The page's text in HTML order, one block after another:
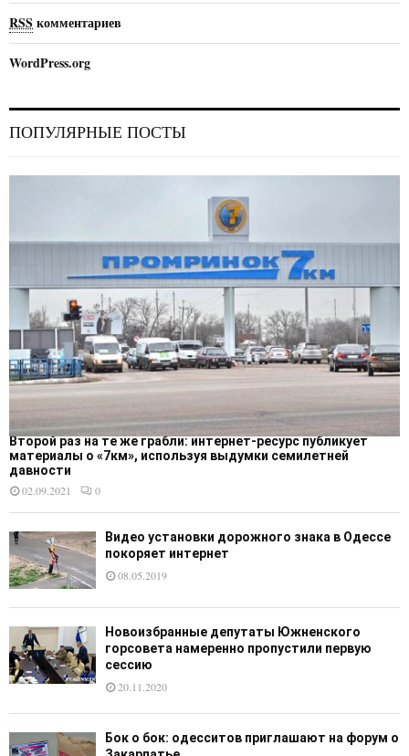
RSSкомментариев
WordPress.org
ПОПУЛЯРНЫЕ ПОСТЫ
Второй раз на те же грабли: интернет-ресурс публикует
материалы о «7км», используя выдумки семилетней
давности
02.09.2021
0
Видео установки дорожного знака в Одессе
покоряет интернет
08.05.2019
Новоизбранные депутаты Южненского
горсовета намеренно пропустили первую
сессию
20.11.2020
Бок о бок: одесситов приглашают на форум о